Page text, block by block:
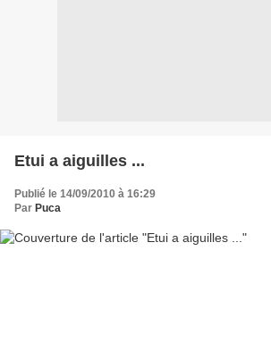
Etui a aiguilles ...
Publié le 14/09/2010 à 16:29
Par Puca